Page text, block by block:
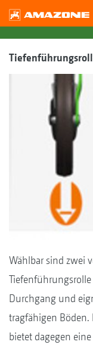
Wählbar sind zwei
Durchgang und
tragfähigen
bietet dagegen